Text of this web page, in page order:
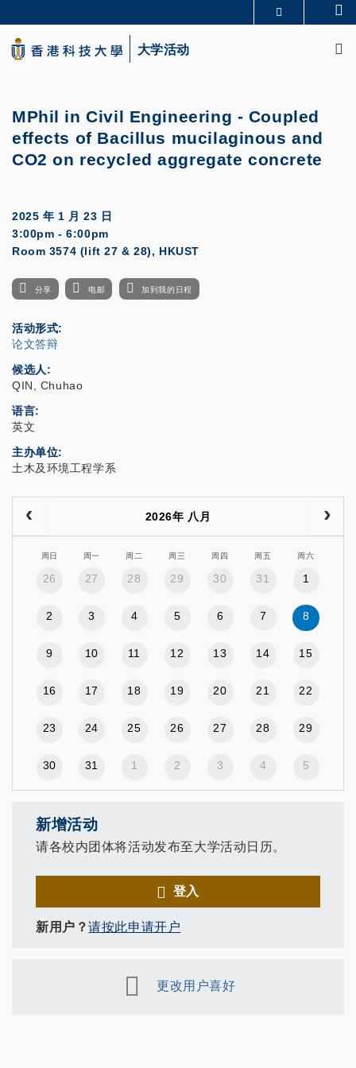
to
main
content
生活@科大
大学活动
MPhil in Civil Engineering - Coupled
effects of Bacillus mucilaginous and
CO2 on recycled aggregate concrete
2025 年 1 月 23 日
3:00pm - 6:00pm
Room 3574 (lift 27 & 28), HKUST
分享 电邮 加到我的日程
活动形式
论文答辩
候选人
QIN, Chuhao
语言
英文
主办单位
土木及环境工程学系
2026年 八月
周日 周一 周二 周三 周四 周五 周六
26 27 28 29 30 31 1
2 3 4 5 6 7 8
9 10 11 12 13 14 15
16 17 18 19 20 21 22
23 24 25 26 27 28 29
30 31 1 2 3 4 5
新增活动
请各校内团体将活动发布至大学活动日历。
登入
新用户？请按此申请开户
更改用户喜好